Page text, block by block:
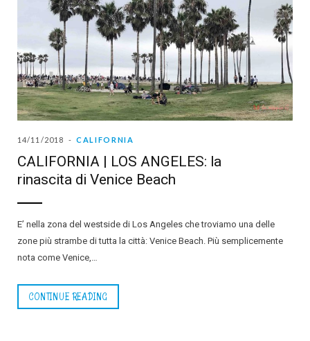
14/11/2018 CALIFORNIA
CALIFORNIA | LOS ANGELES: la
rinascita di Venice Beach
E’ nella zona del westside di Los Angeles che troviamo una delle
zone più strambe di tutta la città: Venice Beach. Più semplicemente
nota come Venice,…
CONTINUE READING